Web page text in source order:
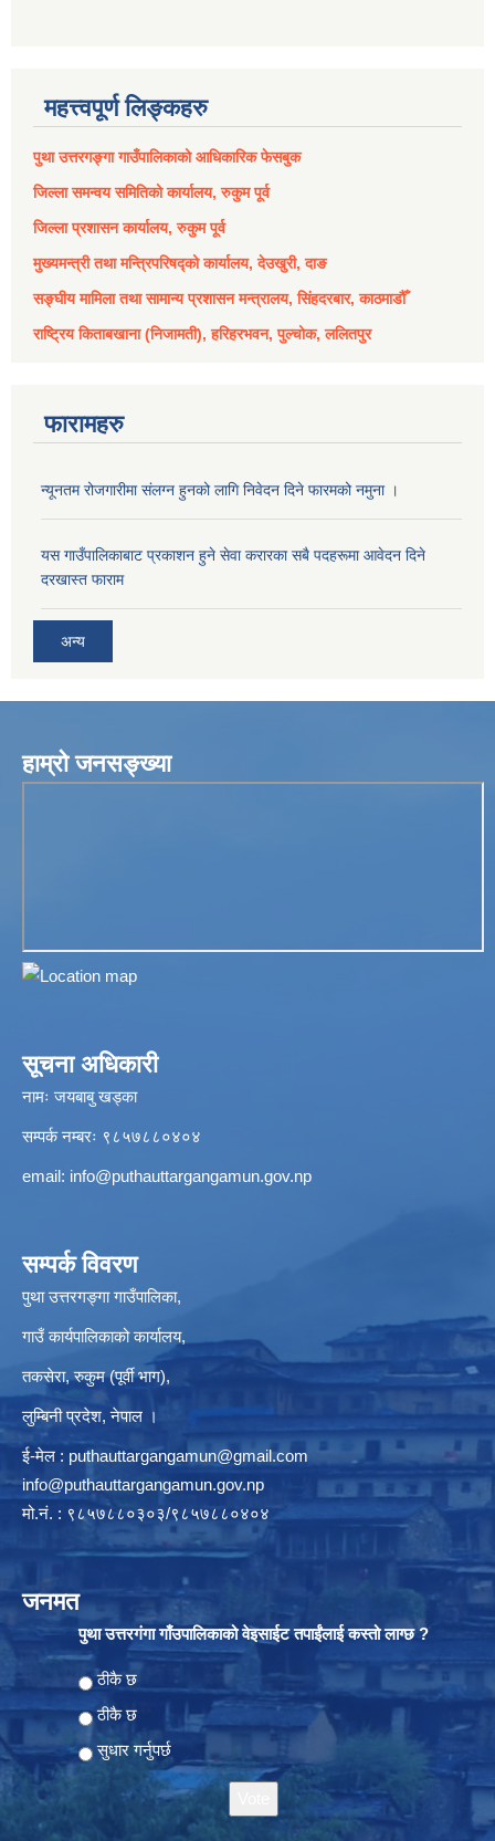
महत्त्वपूर्ण लिङ्कहरु
पुथा उत्तरगङ्गा गाउँपालिकाको आधिकारिक फेसबुक
जिल्ला समन्वय समितिको कार्यालय, रुकुम पूर्व
जिल्ला प्रशासन कार्यालय, रुकुम पूर्व
मुख्यमन्त्री तथा मन्त्रिपरिषद्को कार्यालय, देउखुरी, दाङ
सङ्घीय मामिला तथा सामान्य प्रशासन मन्त्रालय, सिंहदरबार, काठमाडौँ
राष्ट्रिय किताबखाना (निजामती), हरिहरभवन, पुल्चोक, ललितपुर
फारामहरु
न्यूनतम रोजगारीमा संलग्न हुनको लागि निवेदन दिने फारमको नमुना ।
यस गाउँपालिकाबाट प्रकाशन हुने सेवा करारका सबै पदहरूमा आवेदन दिने
दरखास्त फाराम
अन्य
हाम्रो जनसङ्ख्या
सूचना अधिकारी
नामः जयबाबु खड्का
सम्पर्क नम्बरः ९८५७८८०४०४
email: info@puthauttargangamun.gov.np
सम्पर्क विवरण
पुथा उत्तरगङ्गा गाउँपालिका,
गाउँ कार्यपालिकाको कार्यालय,
तकसेरा, रुकुम (पूर्वी भाग),
लुम्बिनी प्रदेश, नेपाल ।
ई-मेल : puthauttargangamun@gmail.com
info@puthauttargangamun.gov.np
मो.नं. : ९८५७८८०३०३/९८५७८८०४०४
जनमत
पुथा उत्तरगंगा गाँउपालिकाको वेइसाईट तपाईंलाई कस्तो लाग्छ ?
Choices
ठीकै छ
ठीकै छ
सुधार गर्नुपर्छ